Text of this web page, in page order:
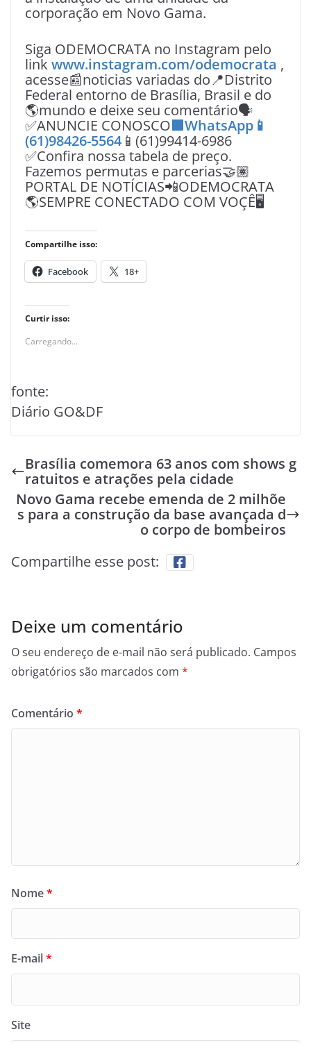
corporação em Novo Gama.
Siga ODEMOCRATA no Instagram pelo
link www.instagram.com/odemocrata ,
acesse📰noticias variadas do📍Distrito
Federal entorno de Brasília, Brasil e do
🌎mundo e deixe seu comentário🗣
✅ANUNCIE CONOSCO🟩WhatsApp📱
(61)98426-5564 📱(61)99414-6986
✅Confira nossa tabela de preço.
Fazemos permutas e parcerias🤝🏽
PORTAL DE NOTÍCIAS📲ODEMOCRATA
🌎SEMPRE CONECTADO COM VOÇÊ🖥️
Compartilhe isso:
Facebook 18+
Curtir isso:
Carregando...
fonte:
Diário GO&DF
Brasília comemora 63 anos com shows g
ratuitos e atrações pela cidade
Novo Gama recebe emenda de 2 milhõe
s para a construção da base avançada d
o corpo de bombeiros
Compartilhe esse post:
Deixe um comentário
O seu endereço de e-mail não será publicado. Campos
obrigatórios são marcados com *
Comentário *
Nome*
E-mail*
Site